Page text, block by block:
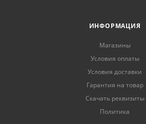
ИНФОРМАЦИЯ
Магазины
Условия оплаты
Условия доставки
Гарантия на товар
Скачать реквизиты
Политика